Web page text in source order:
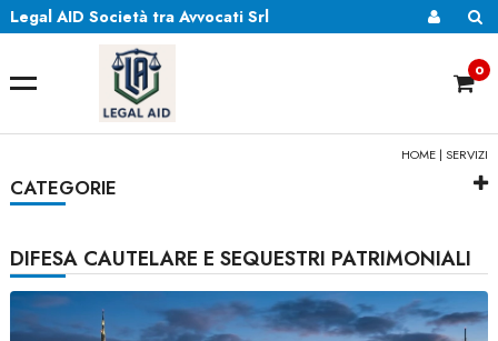
Legal AID Società tra Avvocati Srl
0
HOME |SERVIZI
CATEGORIE
DIFESA CAUTELARE E SEQUESTRI PATRIMONIALI